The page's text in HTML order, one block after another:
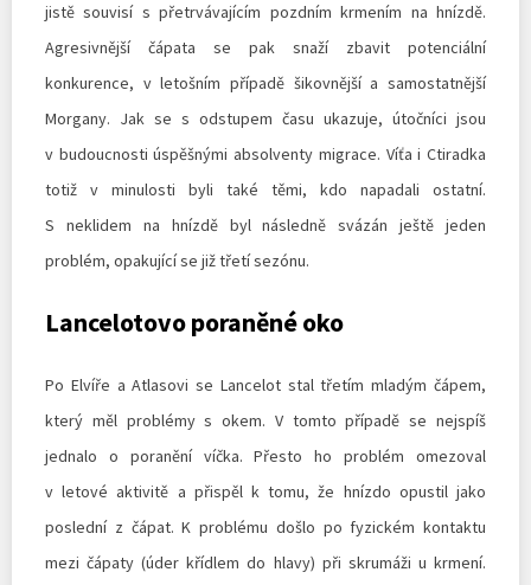
jistě souvisí s přetrvávajícím pozdním krmením na hnízdě.
Agresivnější čápata se pak snaží zbavit potenciální
konkurence, v letošním případě šikovnější a samostatnější
Morgany. Jak se s odstupem času ukazuje, útočníci jsou
v budoucnosti úspěšnými absolventy migrace. Víťa i Ctiradka
totiž v minulosti byli také těmi, kdo napadali ostatní.
S neklidem na hnízdě byl následně svázán ještě jeden
problém, opakující se již třetí sezónu.
Lancelotovo poraněné oko
Po Elvíře a Atlasovi se Lancelot stal třetím mladým čápem,
který měl problémy s okem. V tomto případě se nejspíš
jednalo o poranění víčka. Přesto ho problém omezoval
v letové aktivitě a přispěl k tomu, že hnízdo opustil jako
poslední z čápat. K problému došlo po fyzickém kontaktu
mezi čápaty (úder křídlem do hlavy) při skrumáži u krmení.